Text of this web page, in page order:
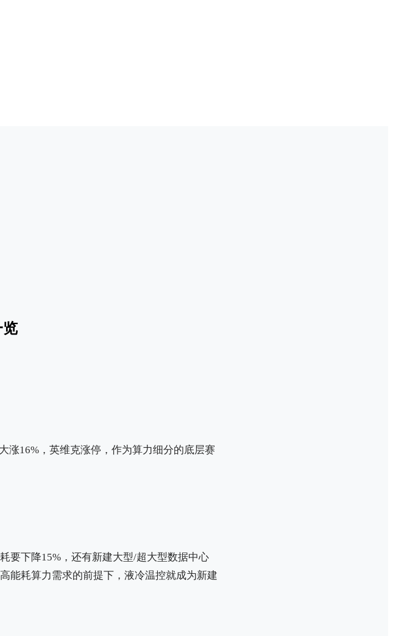
览
涨16%，英维克涨停，作为算力细分的底层赛
要下降15%，还有新建大型/超大型数据中心
能耗算力需求的前提下，液冷温控就成为新建